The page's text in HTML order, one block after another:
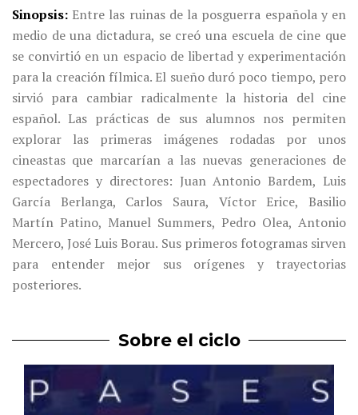
Sinopsis Entre las ruinas de la posguerra española y en
medio de una dictadura, se creó una escuela de cine que
se convirtió en un espacio de libertad y experimentación
para la creación fílmica. El sueño duró poco tiempo, pero
sirvió para cambiar radicalmente la historia del cine
español. Las prácticas de sus alumnos nos permiten
explorar las primeras imágenes rodadas por unos
cineastas que marcarían a las nuevas generaciones de
espectadores y directores: Juan Antonio Bardem, Luis
García Berlanga, Carlos Saura, Víctor Erice, Basilio
Martín Patino, Manuel Summers, Pedro Olea, Antonio
Mercero, José Luis Borau. Sus primeros fotogramas sirven
para entender mejor sus orígenes y trayectorias
posteriores.
Sobre el ciclo